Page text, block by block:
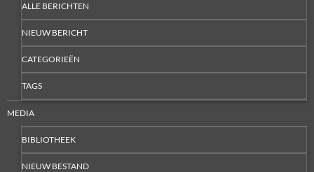
ALLE BERICHTEN
NIEUW BERICHT
CATEGORIEËN
TAGS
MEDIA
BIBLIOTHEEK
NIEUW BESTAND